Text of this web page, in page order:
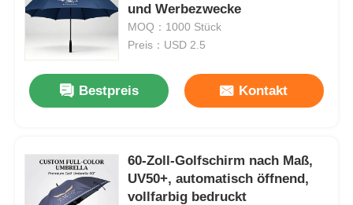
und Werbezwecke
MOQ：1000 Stück
Preis：USD 2.5
Bestpreis Kontakt
60-Zoll-Golfschirm nach Maß,
UV50+, automatisch öffnend,
vollfarbig bedruckt